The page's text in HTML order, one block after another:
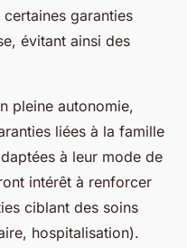
garanties
évitant ainsi des
pleine autonomie,
liées à la famille
à leur mode de
intérêt à renforcer
ciblant des soins
hospitalisation).